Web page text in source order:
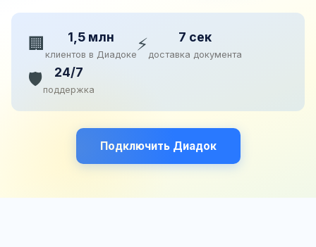
🏢 1,5 млн
клиентов в Диадоке⚡ 7 сек
доставка документа
🛡️ 24/7
поддержка
Подключить Диадок